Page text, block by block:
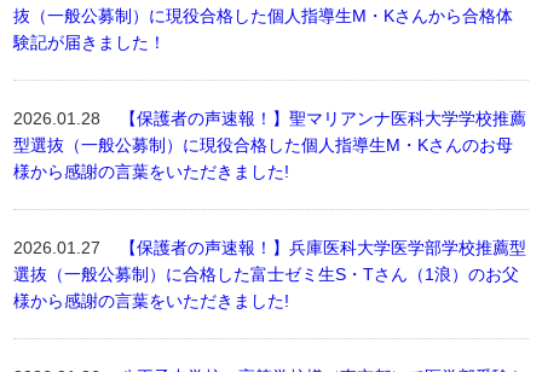
抜（一般公募制）に現役合格した個人指導生M・Kさんから合格体
験記が届きました！
2026.01.28
【保護者の声速報！】聖マリアンナ医科大学学校推薦
型選抜（一般公募制）に現役合格した個人指導生M・Kさんのお母
様から感謝の言葉をいただきました!
2026.01.27
【保護者の声速報！】兵庫医科大学医学部学校推薦型
選抜（一般公募制）に合格した富士ゼミ生S・Tさん（1浪）のお父
様から感謝の言葉をいただきました!